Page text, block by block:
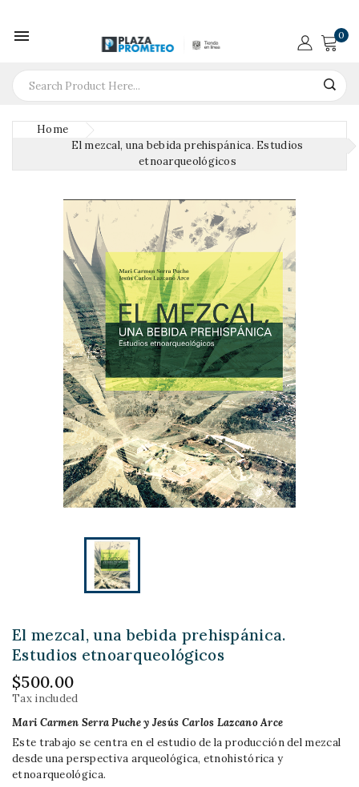
 0
Home
El mezcal, una bebida prehispánica. Estudios
etnoarqueológicos
El mezcal, una bebida prehispánica.
Estudios etnoarqueológicos
$500.00
Tax included
Mari Carmen Serra Puche y Jesús Carlos Lazcano Arce
Este trabajo se centra en el estudio de la producción del mezcal
desde una perspectiva arqueológica, etnohistórica y
etnoarqueológica.